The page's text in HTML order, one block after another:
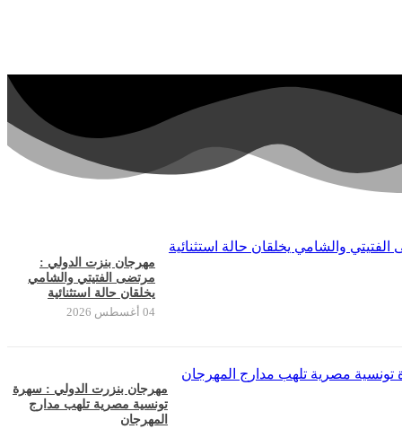
مهرجان بنزت الدولي :
مرتضى الفتيتي والشامي
يخلقان حالة استثنائية
04 أغسطس 2026
مهرجان بنزرت الدولي : سهرة
تونسية مصرية تلهب مدارج
المهرجان